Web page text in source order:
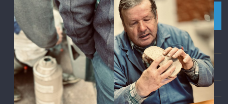
Základní
informace
Přihlásit se
Zdroj kanálů
(příspěvky)
Kanál komentářů